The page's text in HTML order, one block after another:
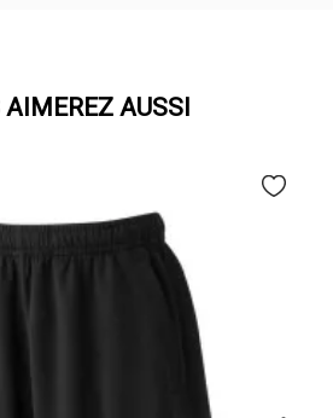
AIMEREZ AUSSI